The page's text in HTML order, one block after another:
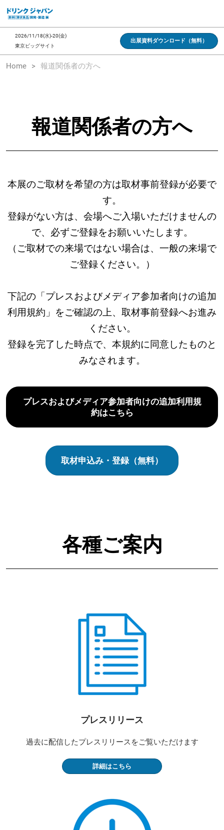
キ
ッ
し
て
2026/11/18(水)-20(金)
東京ビッグサイト
出展資料ダウンロード（無料）
Home 報道関係者の方へ
報道関係者の方へ
本展のご取材を希望の方は取材事前登録が必要で
す。
登録がない方は、会場へご入場いただけませんの
で、必ずご登録をお願いいたします。
（ご取材での来場ではない場合は、一般の来場で
ご登録ください。）
下記の「プレスおよびメディア参加者向けの追加
利用規約」をご確認の上、取材事前登録へお進み
ください。
登録を完了した時点で、本規約に同意したものと
みなされます。
プレスおよびメディア参加者向けの追加利用規
約はこちら
取材申込み・登録（無料）
各種ご案内
プレスリリース
過去に配信したプレスリリースをご覧いただけます
詳細はこちら